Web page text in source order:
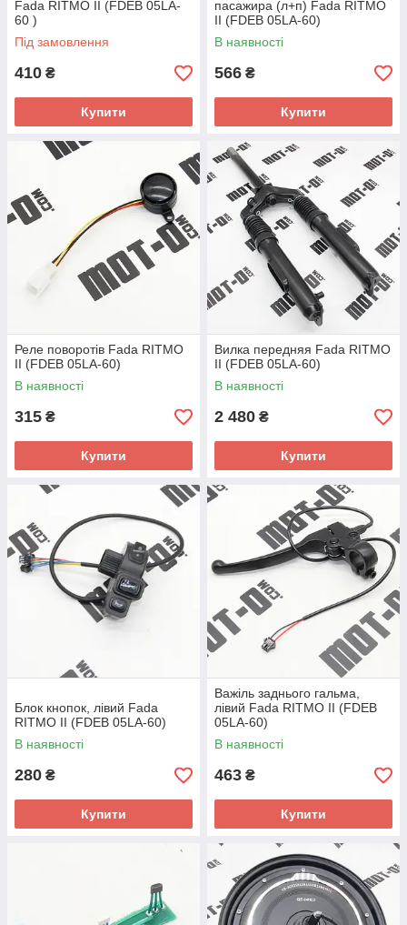
Fada RITMO II (FDEB 05LA-
60 )
Під замовлення
410 ₴
Купити
пасажира (л+п) Fada RITMO
II (FDEB 05LA-60)
В наявності
566 ₴
Купити
Реле поворотів Fada RITMO
II (FDEB 05LA-60)
В наявності
315 ₴
Купити
Вилка передняя Fada RITMO
II (FDEB 05LA-60)
В наявності
2 480 ₴
Купити
Блок кнопок, лівий Fada
RITMO II (FDEB 05LA-60)
В наявності
280 ₴
Купити
Важіль заднього гальма,
лівий Fada RITMO II (FDEB
05LA-60)
В наявності
463 ₴
Купити